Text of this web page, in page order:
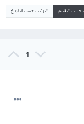
حسب التقييم الترتيب حسب التاريخ
1